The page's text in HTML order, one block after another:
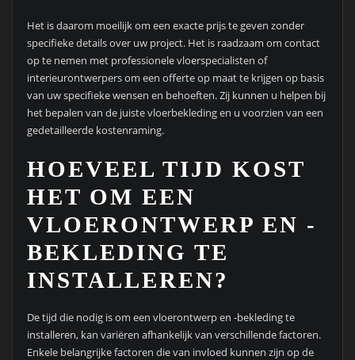
Het is daarom moeilijk om een exacte prijs te geven zonder
specifieke details over uw project. Het is raadzaam om contact
op te nemen met professionele vloerspecialisten of
interieurontwerpers om een offerte op maat te krijgen op basis
van uw specifieke wensen en behoeften. Zij kunnen u helpen bij
het bepalen van de juiste vloerbekleding en u voorzien van een
gedetailleerde kostenraming.
HOEVEEL TIJD KOST
HET OM EEN ​​
VLOERONTWERP EN -
BEKLEDING TE
INSTALLEREN?
De tijd die nodig is om een vloerontwerp en -bekleding te
installeren, kan variëren afhankelijk van verschillende factoren.
Enkele belangrijke factoren die van invloed kunnen zijn op de